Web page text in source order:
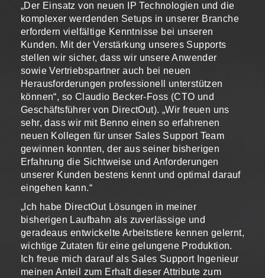
„Der Einsatz von neuen IP Technologien und die
komplexer werdenden Setups in unserer Branche
erfordern vielfältige Kenntnisse bei unseren
Kunden. Mit der Verstärkung unseres Supports
stellen wir sicher, dass wir unsere Anwender
sowie Vertriebspartner auch bei neuen
Herausforderungen professionell unterstützen
können“, so Claudio Becker-Foss (CTO und
Geschäftsführer von DirectOut). „Wir freuen uns
sehr, dass wir mit Benno einen so erfahrenen
neuen Kollegen für unser Sales Support Team
gewinnen konnten, der aus seiner bisherigen
Erfahrung die Sichtweise und Anforderungen
unserer Kunden bestens kennt und optimal darauf
eingehen kann.“
„Ich habe DirectOut Lösungen in meiner
bisherigen Laufbahn als zuverlässige und
geradeaus entwickelte Arbeitstiere kennen gelernt,
wichtige Zutaten für eine gelungene Produktion.
Ich freue mich darauf als Sales Support Ingenieur
meinen Anteil zum Erhalt dieser Attribute zum